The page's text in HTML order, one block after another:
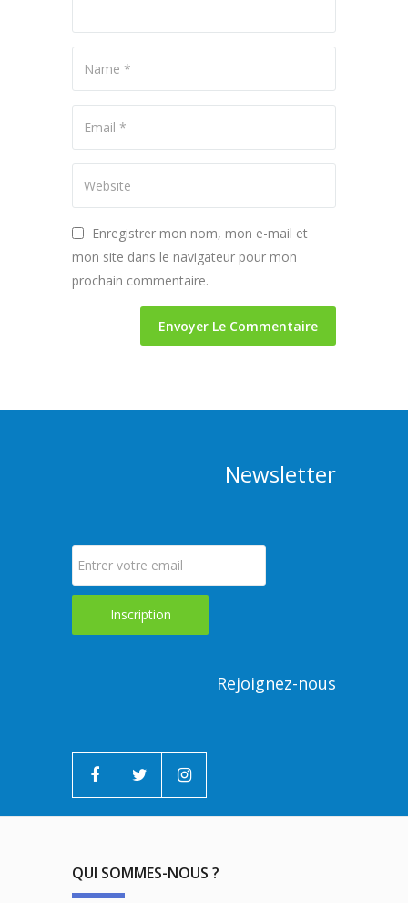
Enregistrer mon nom, mon e-mail et
mon site dans le navigateur pour mon
prochain commentaire.
Newsletter
Rejoignez-nous
QUI SOMMES-NOUS ?